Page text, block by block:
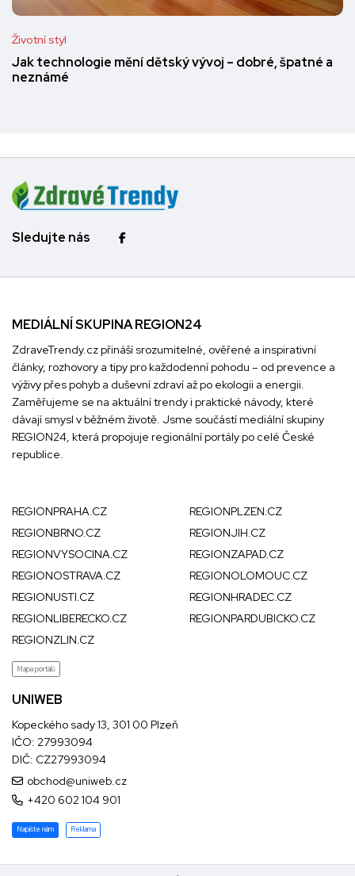
Životní styl
Jak technologie mění dětský vývoj – dobré, špatné a
neznámé
Sledujte nás
MEDIÁLNÍ SKUPINA REGION24
ZdraveTrendy.cz přináší srozumitelné, ověřené a inspirativní
články, rozhovory a tipy pro každodenní pohodu – od prevence a
výživy přes pohyb a duševní zdraví až po ekologii a energii.
Zaměřujeme se na aktuální trendy i praktické návody, které
dávají smysl v běžném životě. Jsme součástí mediální skupiny
REGION24, která propojuje regionální portály po celé České
republice.
REGIONPRAHA.CZ
REGIONPLZEN.CZ
REGIONBRNO.CZ
REGIONJIH.CZ
REGIONVYSOCINA.CZ
REGIONZAPAD.CZ
REGIONOSTRAVA.CZ
REGIONOLOMOUC.CZ
REGIONUSTI.CZ
REGIONHRADEC.CZ
REGIONLIBERECKO.CZ
REGIONPARDUBICKO.CZ
REGIONZLIN.CZ
Mapa portálů
UNIWEB
Kopeckého sady 13, 301 00 Plzeň
IČO: 27993094
DIČ: CZ27993094
obchod@uniweb.cz
+420 602 104 901
Napište nám Reklama